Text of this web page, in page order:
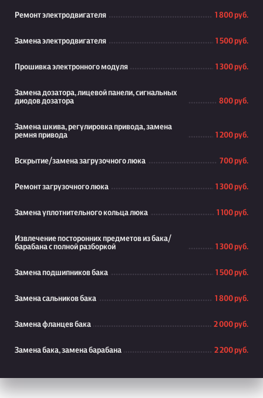
Ремонт электродвигателя 1 800 руб.
Замена электродвигателя 1 500 руб.
Прошивка электронного модуля 1 300 руб.
Замена дозатора, лицевой панели, сигнальных
диодов дозатора
800 руб.
Замена шкива, регулировка привода, замена
ремня привода
1 200 руб.
Вскрытие/замена загрузочного люка 700 руб.
Ремонт загрузочного люка 1 300 руб.
Замена уплотнительного кольца люка 1 100 руб.
Извлечение посторонних предметов из бака/
барабана с полной разборкой
1 300 руб.
Замена подшипников бака 1 500 руб.
Замена сальников бака 1 800 руб.
Замена фланцев бака 2 000 руб.
Замена бака, замена барабана 2 200 руб.